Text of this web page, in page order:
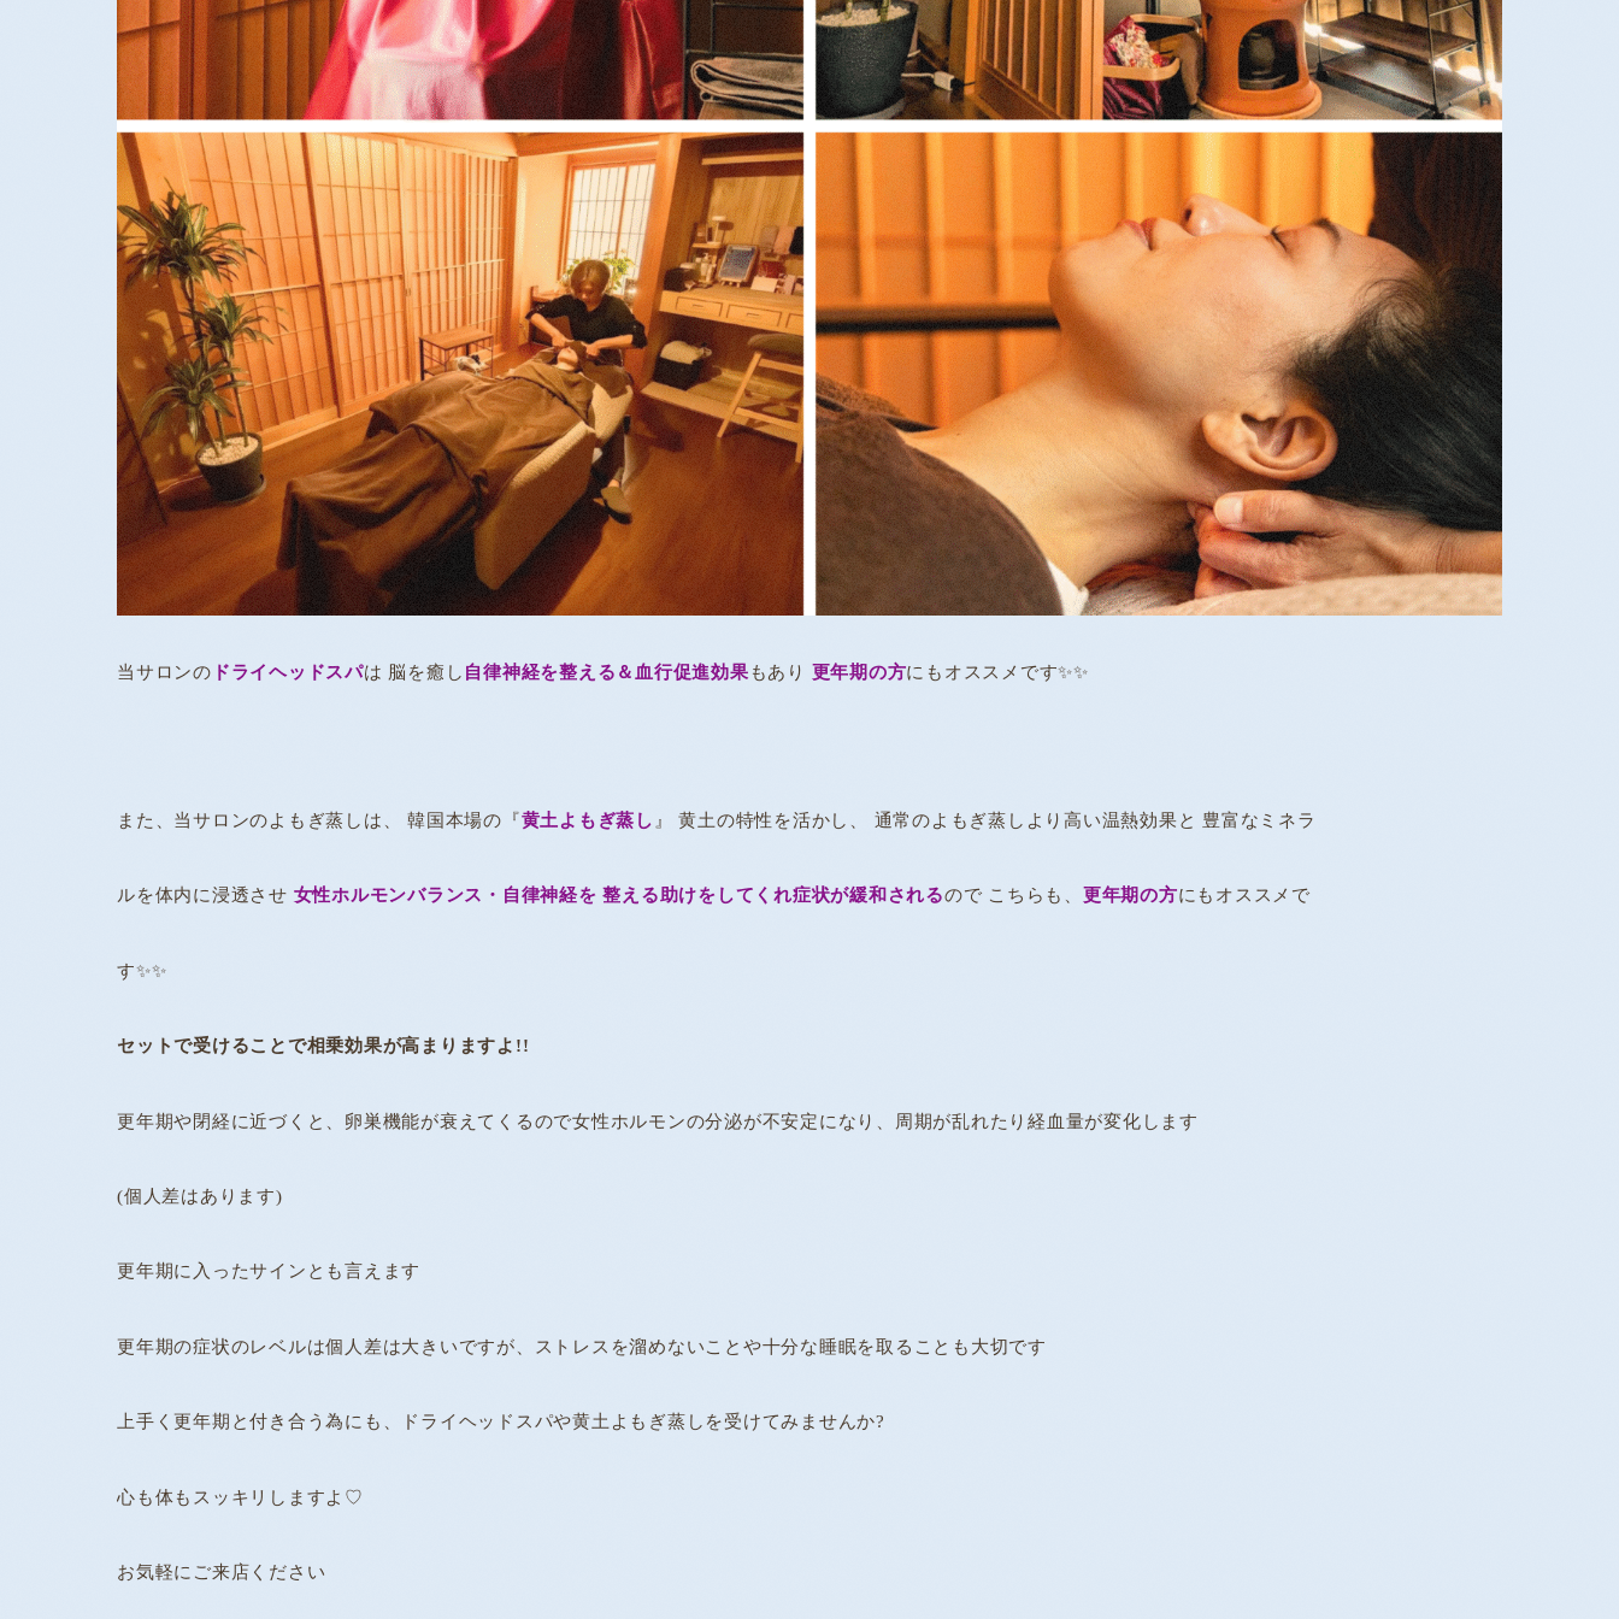
当サロンの ドライヘッドスパは 脳を癒し 自律神経を整える＆血行促進効果 もあり 更年期の方にもオススメです✨✨
また、当サロンのよもぎ蒸しは、 韓国本場の『黄土よもぎ蒸し 』 黄土の特性を活かし、 通常のよもぎ蒸しより高い温熱効果と 豊富なミネラ
ルを体内に浸透させ 女性ホルモンバランス・自律神経を 整える助けをしてくれ症状が緩和されるので こちらも、 更年期の方にもオススメで
す✨✨
セットで受けることで相乗効果が高まりますよ!!
更年期や閉経に近づくと、卵巣機能が衰えてくるので女性ホルモンの分泌が不安定になり、周期が乱れたり経血量が変化します
(個人差はあります)
更年期に入ったサインとも言えます
更年期の症状のレベルは個人差は大きいですが、ストレスを溜めないことや十分な睡眠を取ることも大切です
上手く更年期と付き合う為にも、ドライヘッドスパや黄土よもぎ蒸しを受けてみませんか?
心も体もスッキリしますよ♡
お気軽にご来店ください